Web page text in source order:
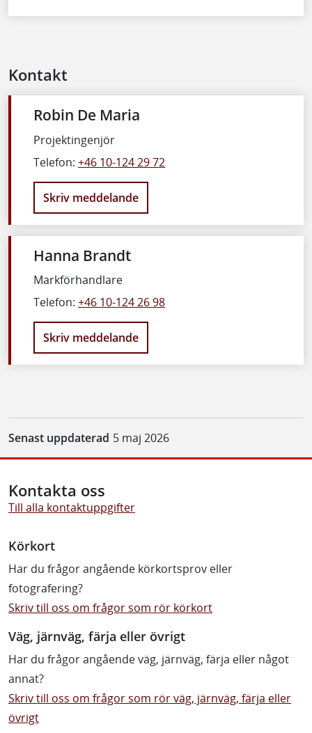
Kontakt
Robin De Maria
Projektingenjör
Telefon: +46 10-124 29 72
Skriv meddelande
Hanna Brandt
Markförhandlare
Telefon: +46 10-124 26 98
Skriv meddelande
Senast uppdaterad 5 maj 2026
Kontakta oss
Till alla kontaktuppgifter
Körkort
Har du frågor angående körkortsprov eller
fotografering?
Skriv till oss om frågor som rör körkort
Väg, järnväg, färja eller övrigt
Har du frågor angående väg, järnväg, färja eller något
annat?
Skriv till oss om frågor som rör väg, järnväg, färja eller
övrigt